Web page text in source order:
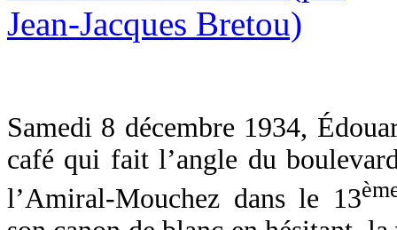
Samedi 8 décembre 1934,
café qui fait l’angle du
l’Amiral-Mouchez dans le 13